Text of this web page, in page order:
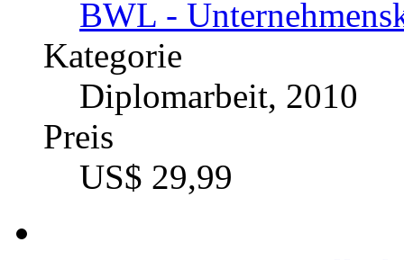
Das Image Dresdens
Fremdenfeindlichkeit
Ansprüche und
Katalognummer